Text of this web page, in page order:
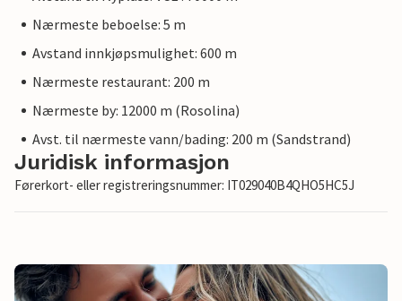
Nærmeste beboelse: 5 m
Avstand innkjøpsmulighet: 600 m
Nærmeste restaurant: 200 m
Nærmeste by: 12000 m (Rosolina)
Avst. til nærmeste vann/bading: 200 m (Sandstrand)
Juridisk informasjon
Førerkort- eller registreringsnummer: IT029040B4QHO5HC5J